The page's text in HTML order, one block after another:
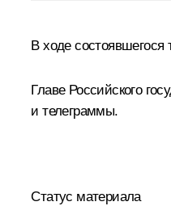
В ходе состоявшегося
Главе Российского
и телеграммы.
Статус материала